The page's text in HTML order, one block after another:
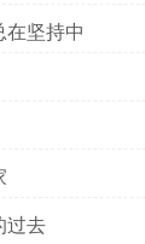
坚持中
过去